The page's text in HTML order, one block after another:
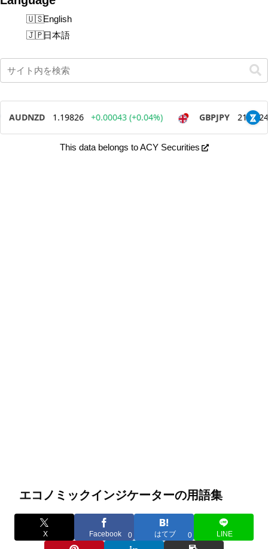
English
日本語
This data belongs to ACY Securities
エコノミックインジケーターの用語集
X Facebook 0 はてブ 0 LINE